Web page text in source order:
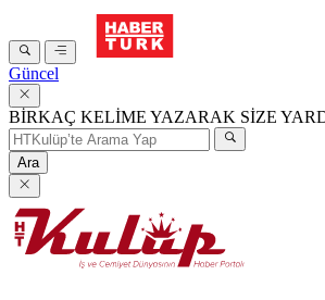
Güncel
BİRKAÇ KELİME YAZARAK SİZE
Ara